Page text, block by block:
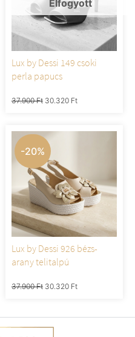
Lux by Dessi 149 csoki
perla papucs
37.900Ft 30.320 Ft
-20%
Lux by Dessi 926 bézs-
arany telitalpú
37.900Ft 30.320 Ft